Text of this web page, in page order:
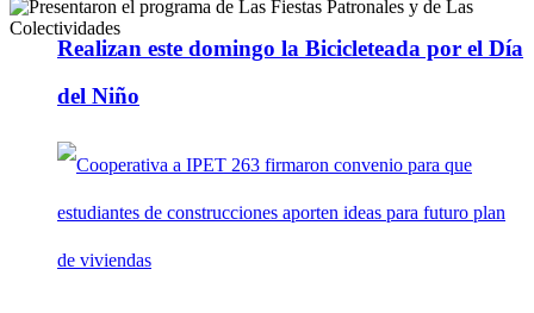
Realizan este domingo la Bicicleteada por el Día
del Niño